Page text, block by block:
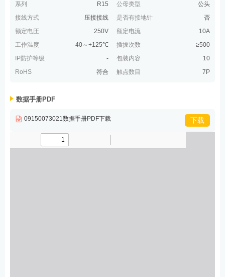
系列
R15 公母类型
公头
接线方式
压接接线 是否有接地针
否
额定电圧
250V 额定电流
10A
工作温度
-40～+125℃ 插拔次数
≥500
IP防护等级
- 包装内容
10
RoHS
符合 触点数目 7P
数据手册PDF
09150073021数据手册PDF下载 下载